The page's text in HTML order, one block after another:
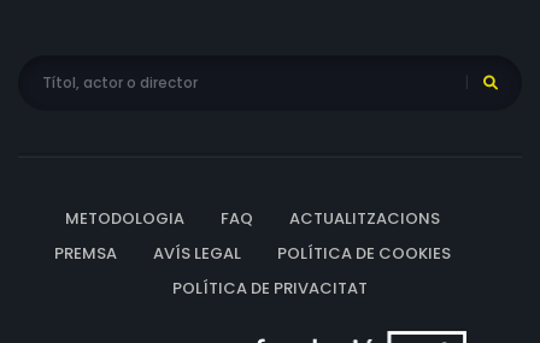
METODOLOGIA FAQ
ACTUALITZACIONS
PREMSA
AVÍS LEGAL
POLÍTICA DE COOKIES
POLÍTICA DE PRIVACITAT